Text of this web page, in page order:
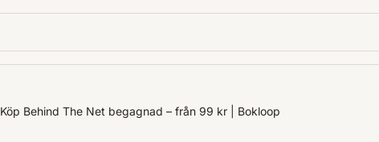
Köp Behind The Net begagnad – från 99 kr | Bokloop